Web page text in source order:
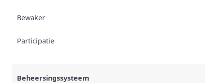
Bewaker
Participatie
Beheersingssysteem